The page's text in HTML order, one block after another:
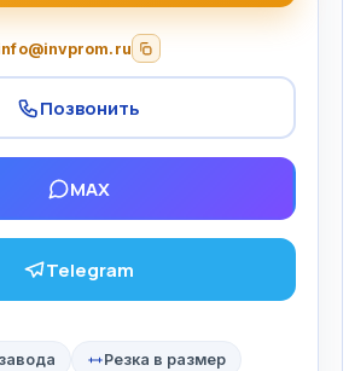
Позвонить
MAX
Telegram
Резка в размер